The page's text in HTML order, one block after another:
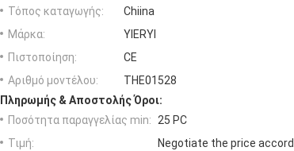
Τόπος καταγωγής:
Chiina
Μάρκα:
YIERYI
Πιστοποίηση:
CE
Αριθμό μοντέλου:
THE01528
Πληρωμής & Αποστολής Όροι:
Ποσότητα παραγγελίας min: 25 PC
Τιμή:
Negotiate the price